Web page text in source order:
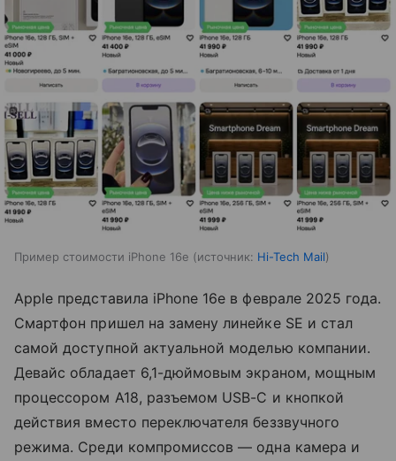
Пример стоимости iPhone 16e источник: Hi-Tech Mail
Apple представила iPhone 16e в феврале 2025 года.
Смартфон пришел на замену линейке SE и стал
самой доступной актуальной моделью компании.
Девайс обладает 6,1-дюймовым экраном, мощным
процессором A18, разъемом USB-C и кнопкой
действия вместо переключателя беззвучного
режима. Среди компромиссов — одна камера и